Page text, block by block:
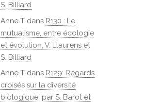
S. Billiard
Anne T dans R130 : Le
mutualisme, entre écologie
et évolution, V. Llaurens et
S. Billiard
Anne T dans R129: Regards
croisés sur la diversité
biologique, par S. Barot et